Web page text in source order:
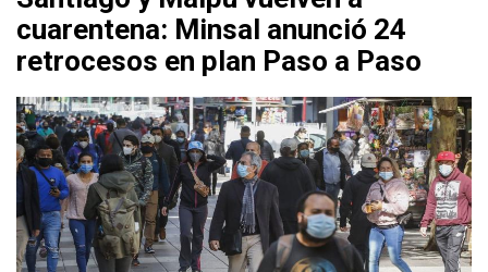
cuarentena: Minsal anunció 24
retrocesos en plan Paso a Paso